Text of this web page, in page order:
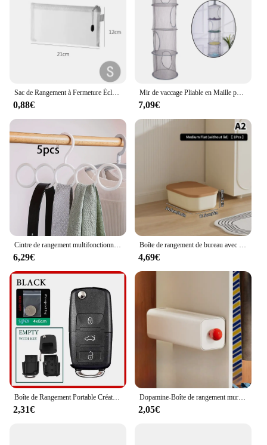
Sac de Rangement à Fermeture Éclair en Maille, Boîte de Rangement Transparente pour Jouets, décennie s de Construction, Puzzle, Sous-Paquet pour Enfants
0,88€
Mir de vaccage Pliable en Maille pour Salle de Bain, Économiseur d'Espace pour Garde-Robe de Maison
7,09€
Cintre de rangement multifonctionnel à cinq anneaux pour la maison et le dortoir, vêtements, écharpes, gain de place, évalué dans le Cisco, 1 pièce, 3 pièces, 5 pièces
6,29€
Boîte de rangement de bureau avec couvercle, panier de rangement en plastique MELPlastic, conteneur pour cosmétiques et petites choses, armoire à vêtements
4,69€
Boîte de Rangement Portable Créative, Fausse Clé de Voiture, Cachée, Secrète, Conteneur à Compartiment de Sécurité, Camping de Voyage en Plein Air, Rangement Mezzanine
2,31€
Dopamine-Boîte de rangement murale pour sous-vêtements, armoire pour caleçons, chaussettes, dortoir, sans trace
2,05€